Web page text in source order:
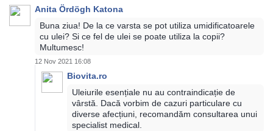
Anita Ördögh Katona
Buna ziua! De la ce varsta se pot utiliza umidificatoarele
cu ulei? Si ce fel de ulei se poate utiliza la copii?
Multumesc!
12 Nov 2021 16:08
Biovita.ro
Uleiurile esențiale nu au contraindicație de
vârstă. Dacă vorbim de cazuri particulare cu
diverse afecțiuni, recomandăm consultarea unui
specialist medical.